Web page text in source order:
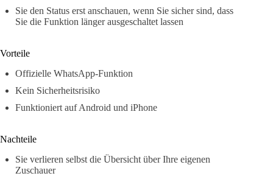
Sie den Status erst anschauen, wenn Sie sicher sind, dass
Sie die Funktion länger ausgeschaltet lassen
Vorteile
Offizielle WhatsApp-Funktion
Kein Sicherheitsrisiko
Funktioniert auf Android und iPhone
Nachteile
Sie verlieren selbst die Übersicht über Ihre eigenen
Zuschauer